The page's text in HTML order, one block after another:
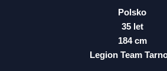
Polsko
35 let
184 cm
Legion Team